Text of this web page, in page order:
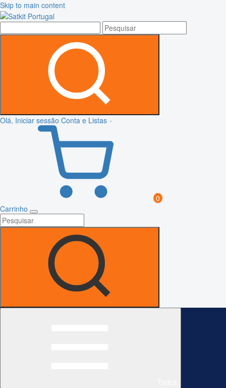
Skip to main content
Olá, Iniciar sessão Conta e Listas
0
Carrinho